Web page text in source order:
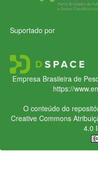
Suportado por
Empresa Brasileira de
https://
O conteúdo do
Creative Commons
4.0